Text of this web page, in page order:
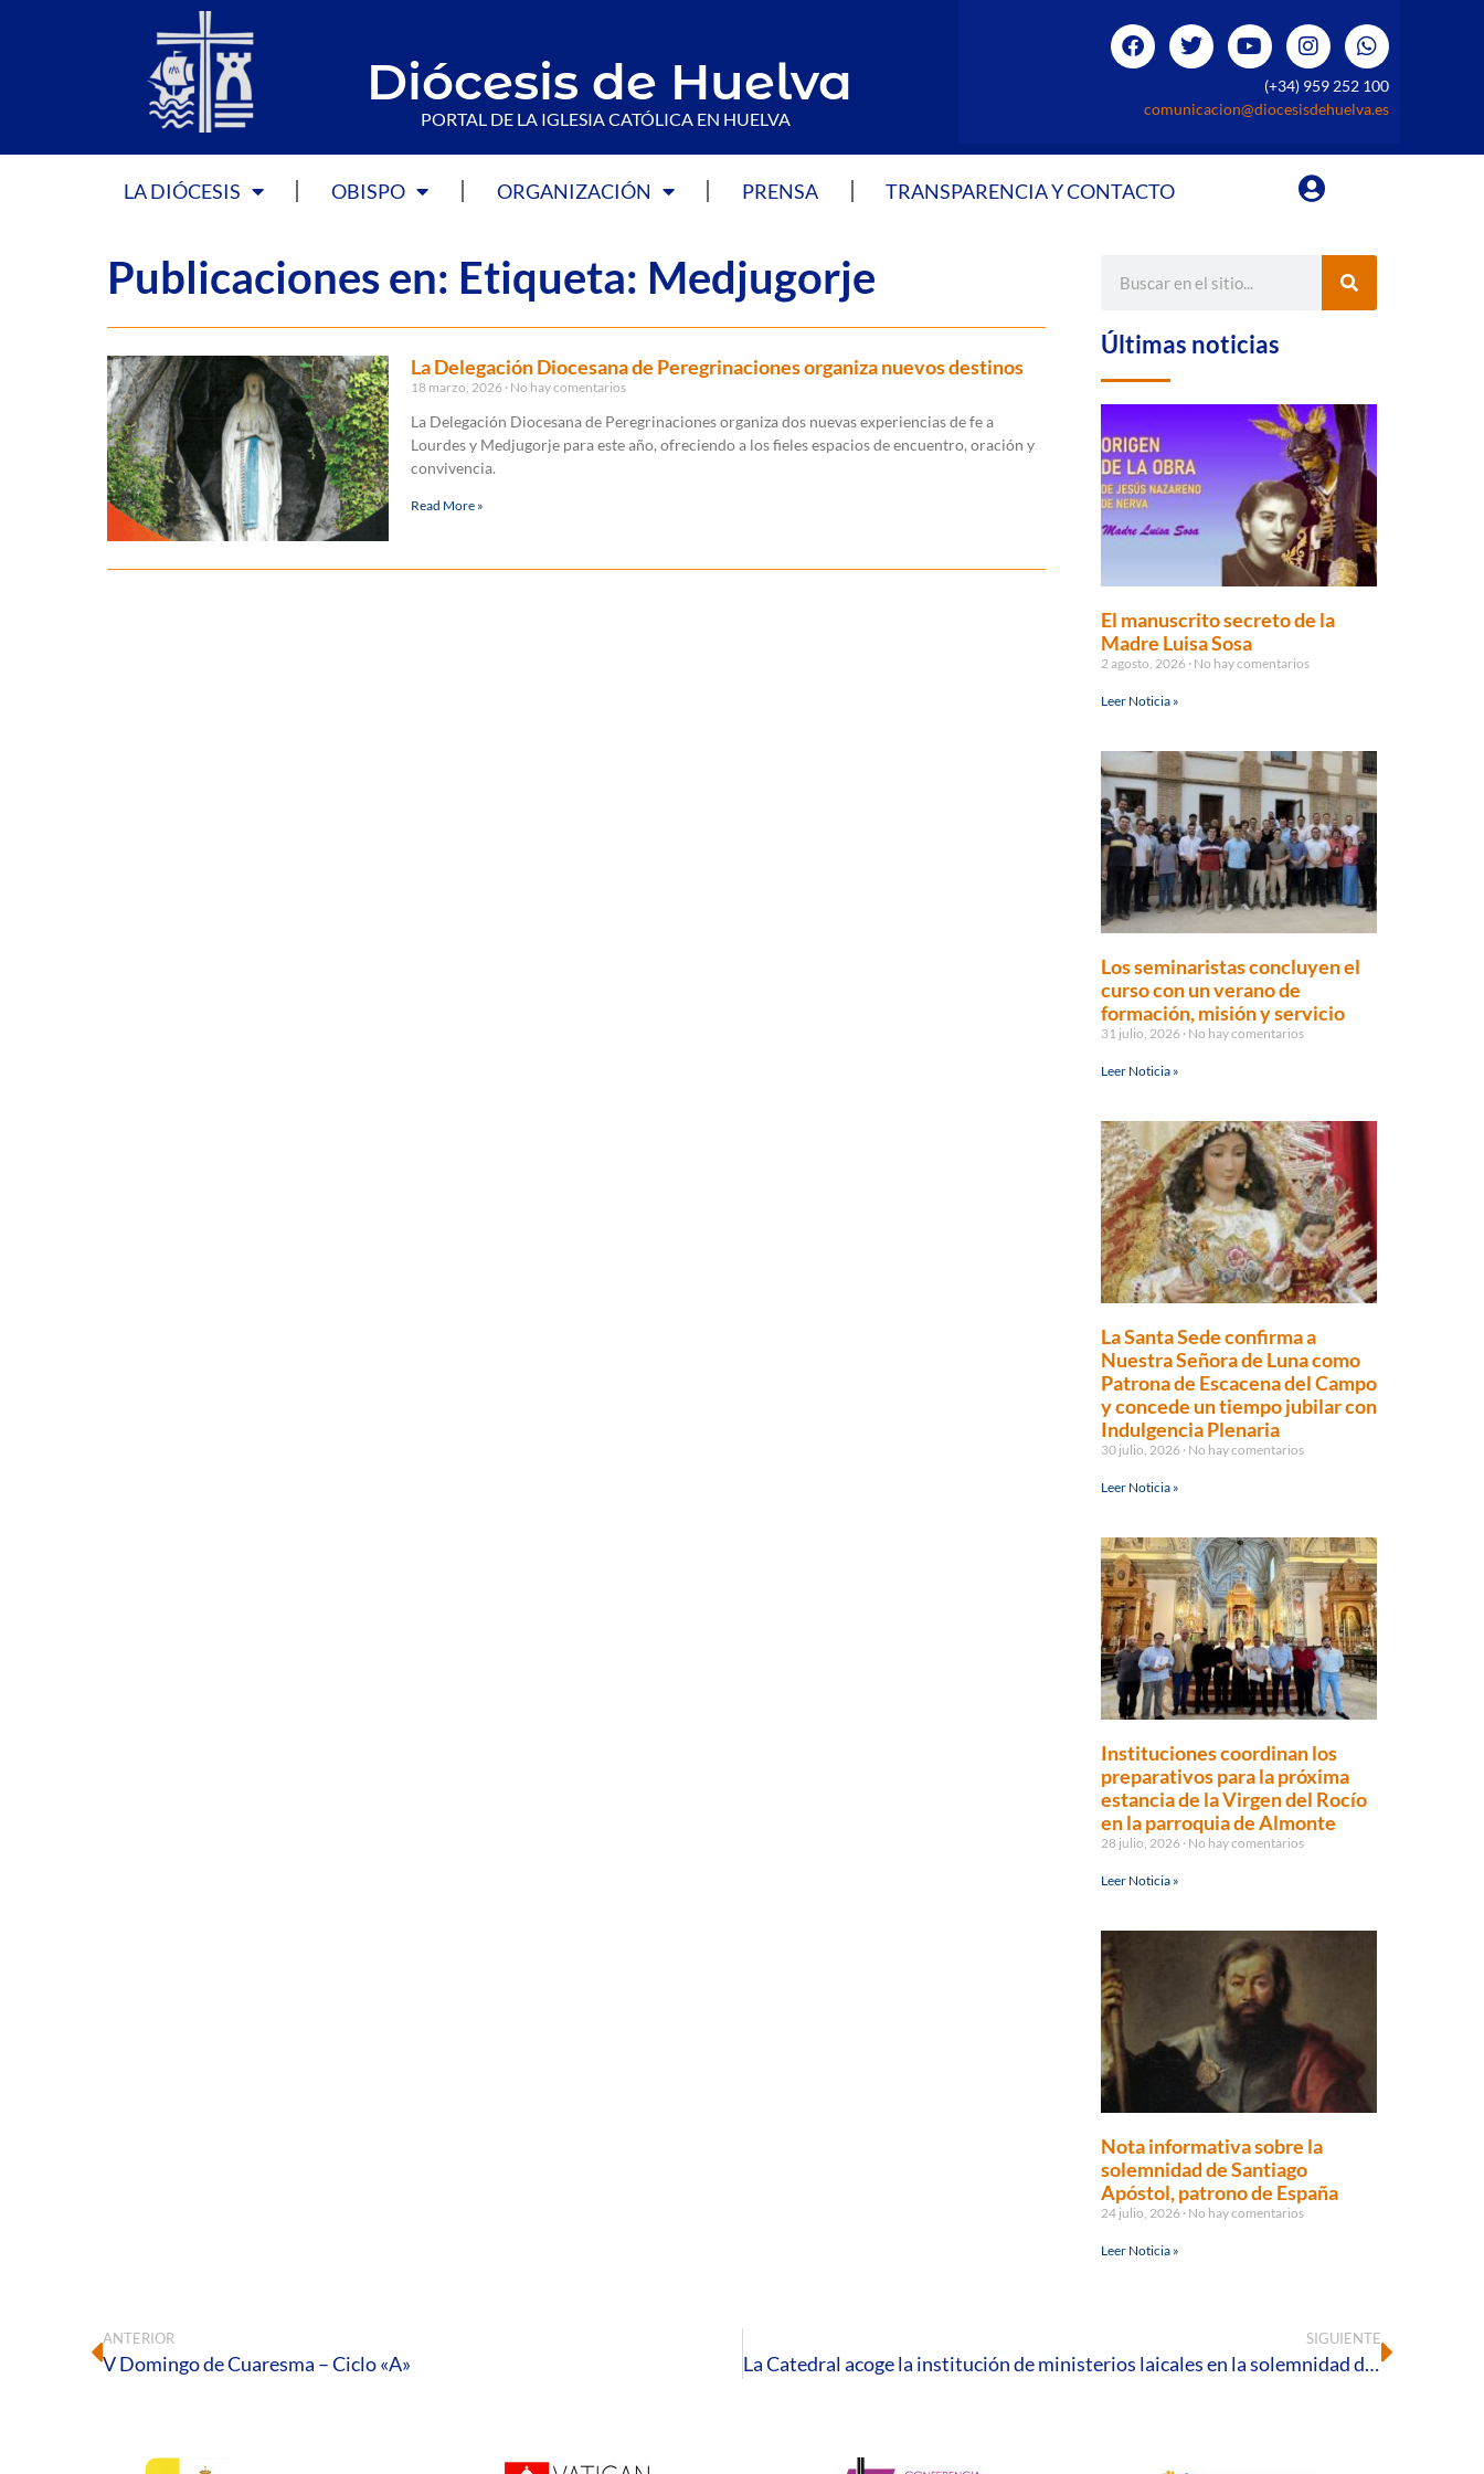
Diócesis de Huelva
PORTAL DE LA IGLESIA CATÓLICA EN HUELVA
(+34) 959 252 100
comunicacion@diocesisdehuelva.es
LA DIÓCESIS OBISPO ORGANIZACIÓN PRENSA TRANSPARENCIA Y CONTACTO
Publicaciones en: Etiqueta: Medjugorje
La Delegación Diocesana de Peregrinaciones organiza nuevos destinos
18 marzo, 2026 No hay comentarios
La Delegación Diocesana de Peregrinaciones organiza dos nuevas experiencias de fe a
Lourdes y Medjugorje para este año, ofreciendo a los fieles espacios de encuentro, oración y
convivencia.
Read More »
Últimas noticias
El manuscrito secreto de la
Madre Luisa Sosa
2 agosto, 2026 No hay comentarios
Leer Noticia »
Los seminaristas concluyen el
curso con un verano de
formación, misión y servicio
31 julio, 2026 No hay comentarios
Leer Noticia »
La Santa Sede confirma a
Nuestra Señora de Luna como
Patrona de Escacena del Campo
y concede un tiempo jubilar con
Indulgencia Plenaria
30 julio, 2026 No hay comentarios
Leer Noticia »
Instituciones coordinan los
preparativos para la próxima
estancia de la Virgen del Rocío
en la parroquia de Almonte
28 julio, 2026 No hay comentarios
Leer Noticia »
Nota informativa sobre la
solemnidad de Santiago
Apóstol, patrono de España
24 julio, 2026 No hay comentarios
Leer Noticia »
ANTERIOR
V Domingo de Cuaresma – Ciclo «A»
SIGUIENTE
La Catedral acoge la institución de ministerios laicales en la solemnidad de San José